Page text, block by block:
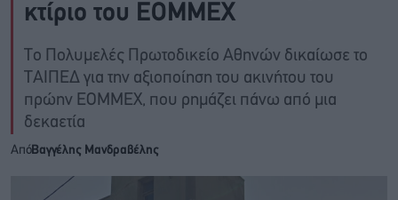
κτίριο του ΕΟΜΜΕΧ
Το Πολυμελές Πρωτοδικείο Αθηνών δικαίωσε το
ΤΑΙΠΕΔ για την αξιοποίηση του ακινήτου του
πρώην ΕΟΜΜΕΧ, που ρημάζει πάνω από μια
δεκαετία
ΑπόΒαγγέλης Μανδραβέλης